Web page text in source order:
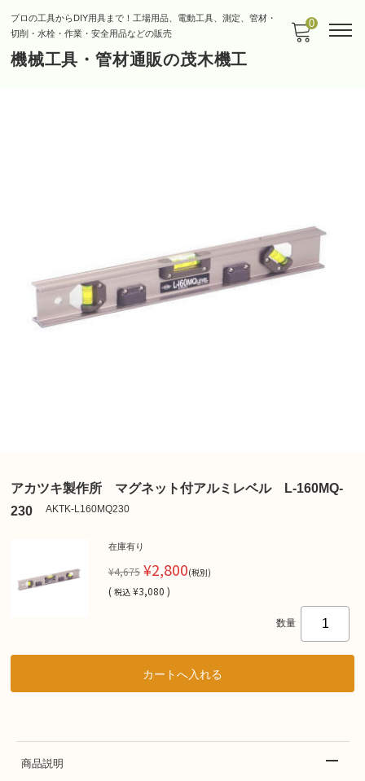
プロの工具からDIY用具まで！工場用品、電動工具、測定、管材・
切削・水栓・作業・安全用品などの販売
機械工具・管材通販の茂木機工
0
アカツキ製作所 マグネット付アルミレベル L-160MQ-
230
AKTK-L160MQ230
在庫有り
¥4,675 ¥2,800(税別)
( 税込 ¥3,080 )
数量
商品説明